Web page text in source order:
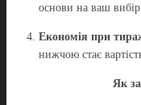
основи на ваш вибір.
Економія при
нижчою стає
Як